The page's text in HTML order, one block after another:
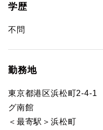
学歴
不問
勤務地
東京都港区浜松町2-4-1
グ南館
＜最寄駅＞浜松町